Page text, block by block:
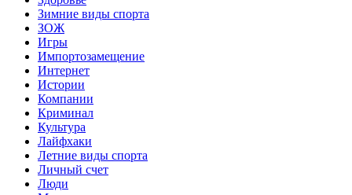
Зимние виды спорта
ЗОЖ
Игры
Импортозамещение
Интернет
Истории
Компании
Криминал
Культура
Лайфхаки
Летние виды спорта
Личный счет
Люди